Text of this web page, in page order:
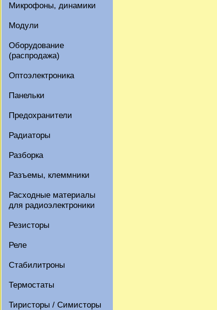
Микрофоны, динамики
Модули
Оборудование
(распродажа)
Оптоэлектроника
Панельки
Предохранители
Радиаторы
Разборка
Разъемы, клеммники
Расходные материалы
для радиоэлектроники
Резисторы
Реле
Стабилитроны
Термостаты
Тиристоры / Симисторы